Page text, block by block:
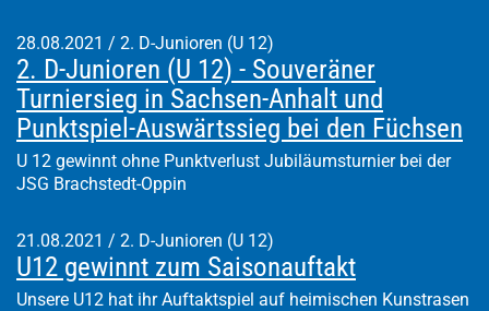
28.08.2021 / 2. D-Junioren (U 12)
2. D-Junioren (U 12) - Souveräner
Turniersieg in Sachsen-Anhalt und
Punktspiel-Auswärtssieg bei den Füchsen
U 12 gewinnt ohne Punktverlust Jubiläumsturnier bei der
JSG Brachstedt-Oppin
21.08.2021 / 2. D-Junioren (U 12)
U12 gewinnt zum Saisonauftakt
Unsere U12 hat ihr Auftaktspiel auf heimischen Kunstrasen